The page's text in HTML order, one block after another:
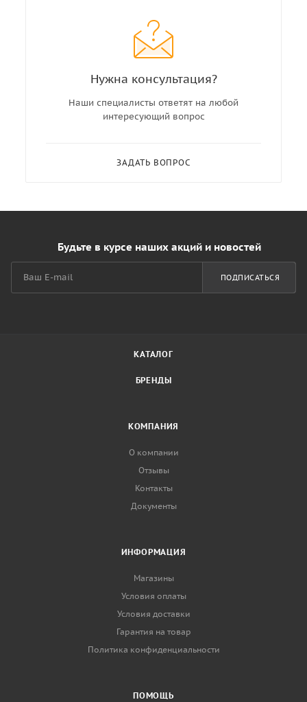
Нужна консультация?
Наши специалисты ответят на любой
интересующий вопрос
ЗАДАТЬ ВОПРОС
Будьте в курсе наших акций и новостей
ПОДПИСАТЬСЯ
КАТАЛОГ
БРЕНДЫ
КОМПАНИЯ
О компании
Отзывы
Контакты
Документы
ИНФОРМАЦИЯ
Магазины
Условия оплаты
Условия доставки
Гарантия на товар
Политика конфиденциальности
ПОМОЩЬ